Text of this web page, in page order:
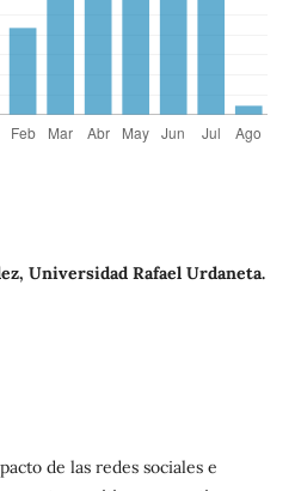
Universidad Rafael Urdaneta.
de las redes sociales e